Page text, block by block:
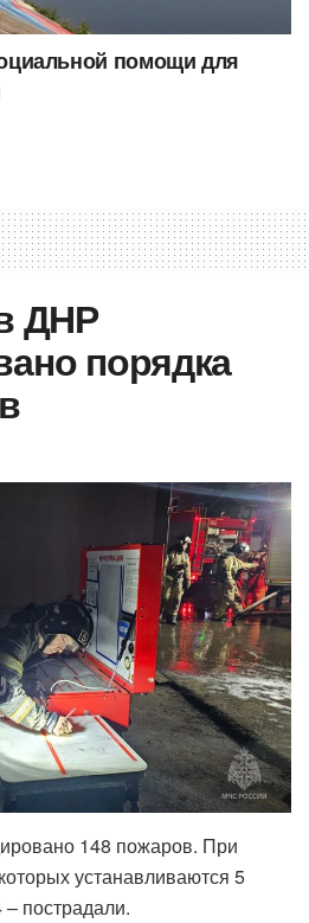
помощи для
ДНР
порядка
148 пожаров. При
устанавливаются 5
пострадали.